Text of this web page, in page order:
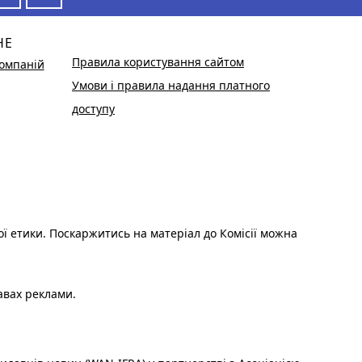
Правила користування сайтом
Умови і правила надання платного
доступу
етики. Поскаржитись на матеріал до Комісії можна
реклами.